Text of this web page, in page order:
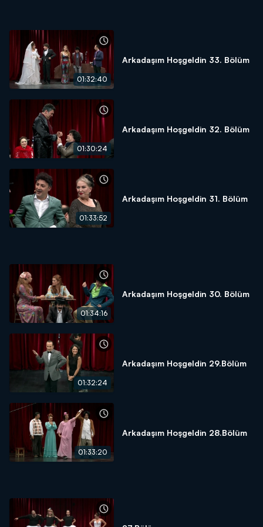
“kabiliyetli” ekibin danslarıyla olacak!
VE YILIN SÜRPRİZİ! SAHNEDE OLAĞANÜSTÜ BİR SES
Gecenin finalinde, “Arkadaşım Hoşgeldin” sahnesi çok
konuşulacak bir sese ve performansa evsahipliği yapacak!
İzleyiciler bu sürprizi yeni yılın ilk saatlerinde görecek. Arkadaşım
Hoşgeldin’in kahkaha, eğlence ve sürprizlerle dolu yılbaşı özel
bölümü çok güldürecek, çok eğlendirecek!
01:32:40
Arkadaşım Hoşgeldin 33. Bölüm
01:30:24
Arkadaşım Hoşgeldin 32. Bölüm
01:33:52
Arkadaşım Hoşgeldin 31. Bölüm
01:34:16
Arkadaşım Hoşgeldin 30. Bölüm
01:32:24
Arkadaşım Hoşgeldin 29.Bölüm
01:33:20
Arkadaşım Hoşgeldin 28.Bölüm